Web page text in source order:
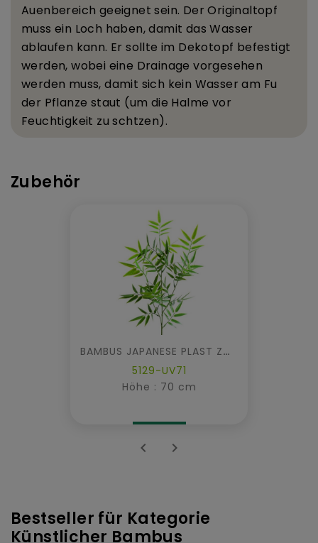
Auenbereich geeignet sein. Der Originaltopf
muss ein Loch haben, damit das Wasser
ablaufen kann. Er sollte im Dekotopf befestigt
werden, wobei eine Drainage vorgesehen
werden muss, damit sich kein Wasser am Fu
der Pflanze staut (um die Halme vor
Feuchtigkeit zu schtzen).
Zubehör
BAMBUS JAPANESE PLAST ZWEIG UV
5129-UV71
Höhe : 70 cm
 
Bestseller für Kategorie
Künstlicher Bambus